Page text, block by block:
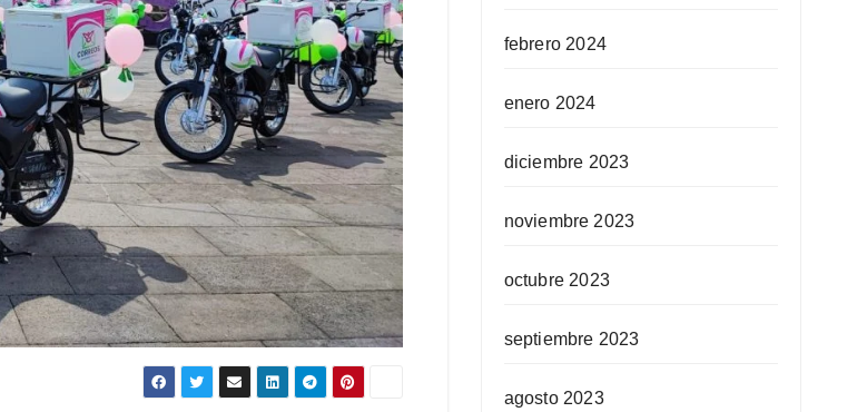
febrero 2024
enero 2024
diciembre 2023
noviembre 2023
octubre 2023
septiembre 2023
agosto 2023